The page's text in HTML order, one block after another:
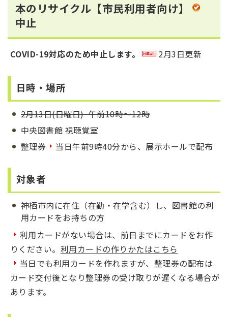
本のリサイクル【市民利用者向け】
中止
COVID-19対応のため中止します。 2月3日更新
日時・場所
2月13日(日曜日) 午前10時～12時
中央図書館 視聴覚室
整理券
当日午前9時40分から、展示ホールで配布
対象者
神栖市内に在住（在勤・在学含む）し、図書館の利
用カードをお持ちの方
利用カードがない場合は、前日までにカードをお作
りください。 利用カードの作りかたはこちら
当日でも利用カードを作れますが、整理券の配布は
カード交付後となり整理券の受け取りが遅くなる場合が
あります。